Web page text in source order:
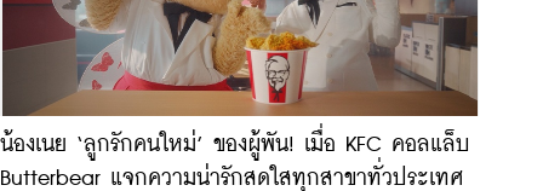
น้องเนย ‘ลูกรักคนใหม่’ ของผู้พัน! เมื่อ KFC คอลแล็บ
Butterbear แจกความน่ารักสดใสทุกสาขาทั่วประเทศ